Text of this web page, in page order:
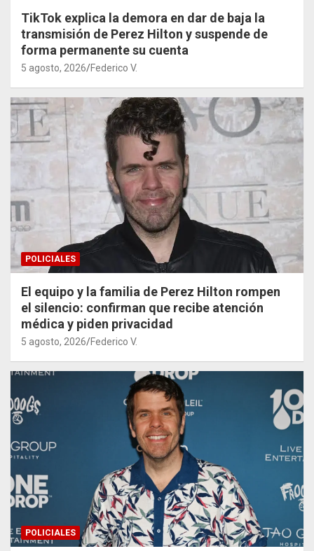
TikTok explica la demora en dar de baja la
transmisión de Perez Hilton y suspende de
forma permanente su cuenta
5 agosto, 2026 Federico V.
POLICIALES
El equipo y la familia de Perez Hilton rompen
el silencio: confirman que recibe atención
médica y piden privacidad
5 agosto, 2026 Federico V.
POLICIALES